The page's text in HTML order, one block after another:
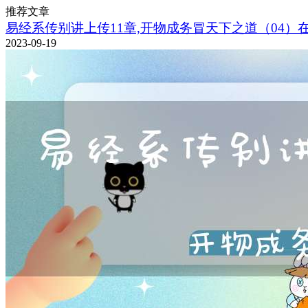
推荐文章
易经系传别讲上传11章,开物成务冒天下之道（04）
2023-09-19